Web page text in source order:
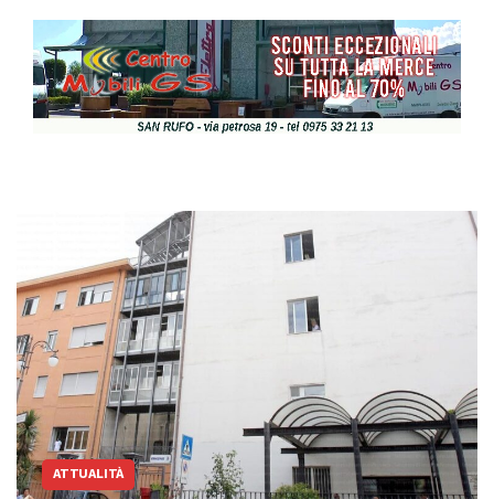
ATTUALITÀ